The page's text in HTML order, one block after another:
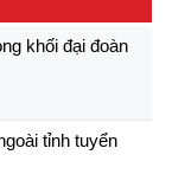
khối đại đoàn
tỉnh tuyển